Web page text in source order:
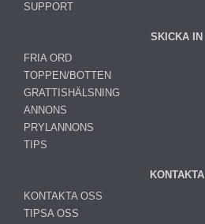
SUPPORT
SKICKA IN
FRIA ORD
TOPPEN/BOTTEN
GRATTISHÄLSNING
ANNONS
PRYLANNONS
TIPS
KONTAKTA
KONTAKTA OSS
TIPSA OSS